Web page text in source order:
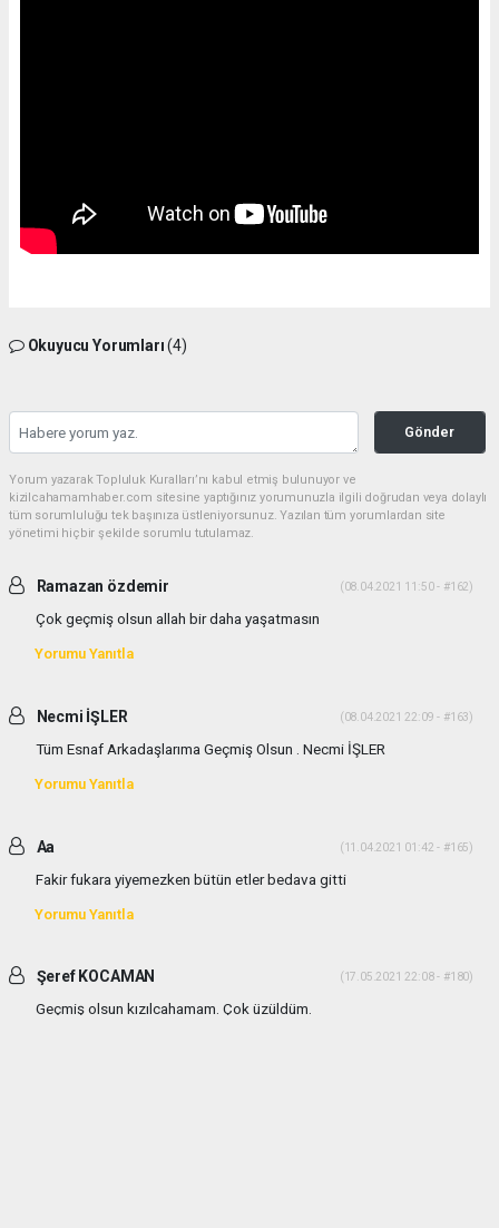
Okuyucu Yorumları(4)
Gönder
Yorum yazarak Topluluk Kuralları’nı kabul etmiş bulunuyor ve
kizilcahamamhaber.com sitesine yaptığınız yorumunuzla ilgili doğrudan veya dolaylı
tüm sorumluluğu tek başınıza üstleniyorsunuz. Yazılan tüm yorumlardan site
yönetimi hiçbir şekilde sorumlu tutulamaz.
Ramazan özdemir (08.04.2021 11:50 - #162)
Çok geçmiş olsun allah bir daha yaşatmasın
Yorumu Yanıtla
Necmi İŞLER (08.04.2021 22:09 - #163)
Tüm Esnaf Arkadaşlarıma Geçmiş Olsun . Necmi İŞLER
Yorumu Yanıtla
Aa (11.04.2021 01:42 - #165)
Fakir fukara yiyemezken bütün etler bedava gitti
Yorumu Yanıtla
Şeref KOCAMAN (17.05.2021 22:08 - #180)
Geçmiş olsun kızılcahamam. Çok üzüldüm.